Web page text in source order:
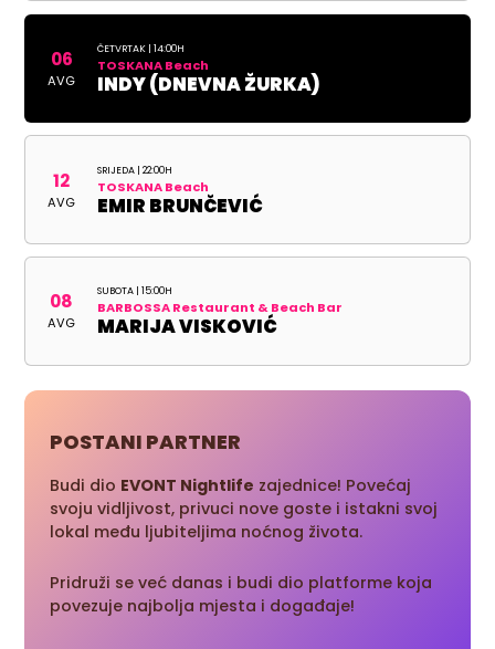
06
AVG
ČETVRTAK | 14:00H
TOSKANA Beach
INDY (DNEVNA ŽURKA)
12
AVG
SRIJEDA | 22:00H
TOSKANA Beach
EMIR BRUNČEVIĆ
08
AVG
SUBOTA | 15:00H
BARBOSSA Restaurant & Beach Bar
MARIJA VISKOVIĆ
POSTANI PARTNER
Budi dio EVONT Nightlife zajednice! Povećaj
svoju vidljivost, privuci nove goste i istakni svoj
lokal među ljubiteljima noćnog života.
Pridruži se već danas i budi dio platforme koja
povezuje najbolja mjesta i događaje!